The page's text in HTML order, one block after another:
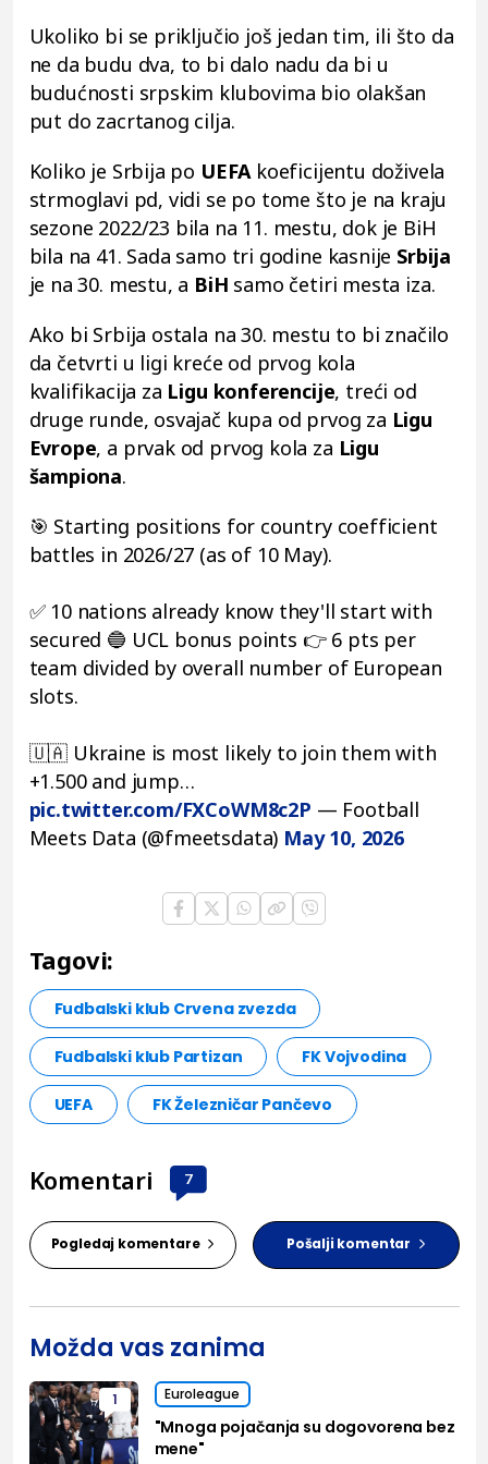
Ukoliko bi se priključio još jedan tim, ili što da
ne da budu dva, to bi dalo nadu da bi u
budućnosti srpskim klubovima bio olakšan
put do zacrtanog cilja.
Koliko je Srbija po UEFA koeficijentu doživela
strmoglavi pd, vidi se po tome što je na kraju
sezone 2022/23 bila na 11. mestu, dok je BiH
bila na 41. Sada samo tri godine kasnije Srbija
je na 30. mestu, a BiH samo četiri mesta iza.
Ako bi Srbija ostala na 30. mestu to bi značilo
da četvrti u ligi kreće od prvog kola
kvalifikacija za Ligu konferencije, treći od
druge runde, osvajač kupa od prvog za Ligu
Evrope, a prvak od prvog kola za Ligu
šampiona.
🎯 Starting positions for country coefficient
battles in 2026/27 (as of 10 May).
✅ 10 nations already know they'll start with
secured 🔵 UCL bonus points 👉 6 pts per
team divided by overall number of European
slots.
🇺🇦 Ukraine is most likely to join them with
+1.500 and jump…
pic.twitter.com/FXCoWM8c2P — Football
Meets Data (@fmeetsdata) May 10, 2026
Tagovi:
Fudbalski klub Crvena zvezda
Fudbalski klub Partizan FK Vojvodina
UEFA FK Železničar Pančevo
Komentari 7
Pogledaj komentare Pošalji komentar
Možda vas zanima
1 Euroleague
"Mnoga pojačanja su dogovorena bez
mene"